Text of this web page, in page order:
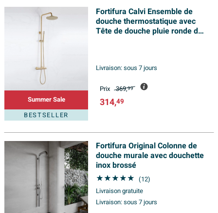
Summer Sale
BESTSELLER
Fortifura Calvi Ensemble de
douche thermostatique avec
Tête de douche pluie ronde de
Livraison:sous 7 jours
Prix 369,99
314,49
Fortifura Original Colonne de
douche murale avec douchette
inox brossé
(12)
Livraison gratuite
Livraison:sous 7 jours